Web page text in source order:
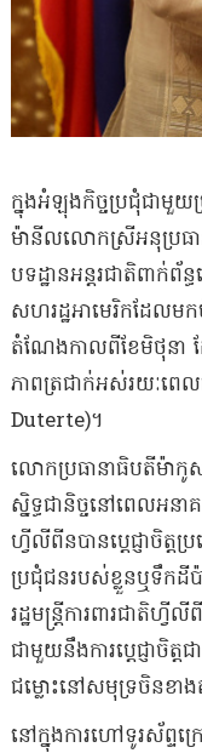
ក្នុងអំឡុង​កិច្ចប្រជុំ​ជាមួ
ម៉ានីល​លោកស្រី​អនុ​ប្រធា
បទដ្ឋាន​អន្តរជាតិ​ពាក់
សហរដ្ឋអាមេរិក​ដែល​
តំណែង​កាលពី​ខែមិថុនា ដ
ភាព​ត្រជាក់​អស់​រយៈពេល​
Duterte)​។
លោក​ប្រធានាធិបតី​ម៉ា​កូ​
ស្និទ្ធ​ជានិច្ច​នៅពេល​អន
ហ្វីលីពីន​បាន​ប្តេជ្ញាចិត្
ប្រជុំជន​របស់​ខ្លួន​ឬ​ទឹកដី​
រដ្ឋមន្ត្រី​ការពារជាតិ​
ជាមួយនឹង​ការប្តេជ្ញាចិត្
ជម្លោះ​នៅ​សមុទ្រ​ចិន​ខាង
នៅក្នុង​ការហៅ​ទូរស័ព្ទ​